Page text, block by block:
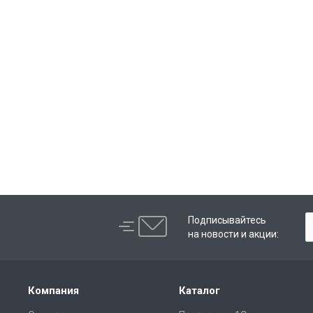
Подписывайтесь
на новости и акции:
Компания Каталог